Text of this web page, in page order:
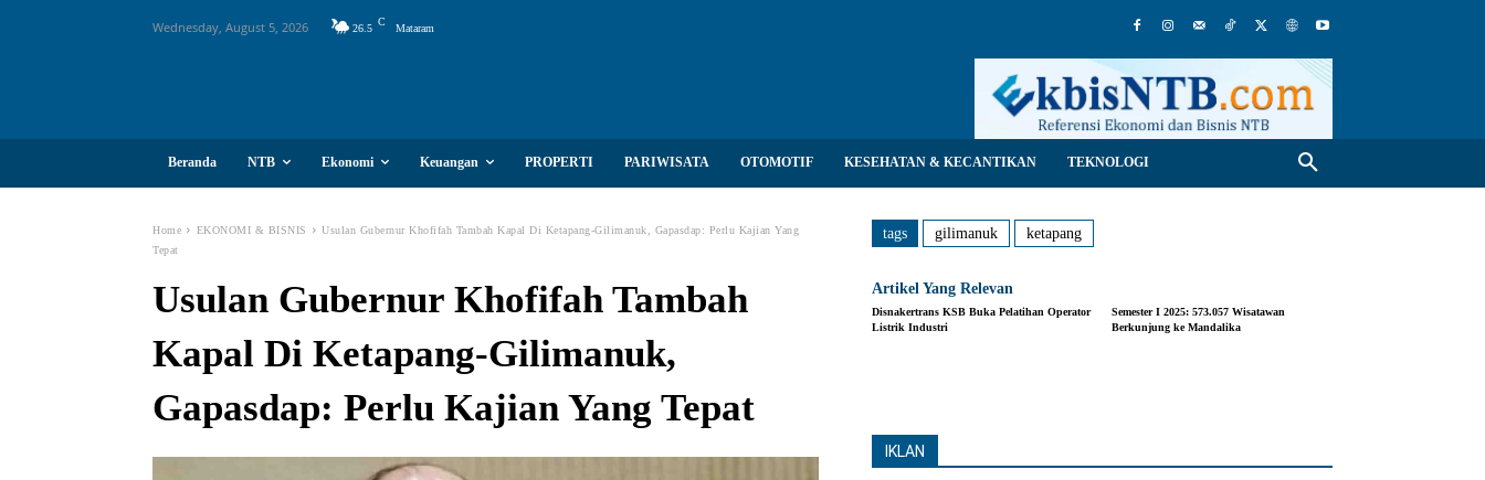
Wednesday, August 5, 2026 26.5
C
Mataram
Beranda NTB Ekonomi Keuangan PROPERTI PARIWISATA OTOMOTIF KESEHATAN & KECANTIKAN TEKNOLOGI
Home EKONOMI & BISNIS
Usulan Gubernur Khofifah Tambah Kapal Di Ketapang-Gilimanuk, Gapasdap: Perlu Kajian Yang
Tepat
Usulan Gubernur Khofifah Tambah
Kapal Di Ketapang-Gilimanuk,
Gapasdap: Perlu Kajian Yang Tepat
tags gilimanuk ketapang
Artikel Yang Relevan
Disnakertrans KSB Buka Pelatihan Operator
Listrik Industri
Semester I 2025: 573.057 Wisatawan
Berkunjung ke Mandalika
IKLAN